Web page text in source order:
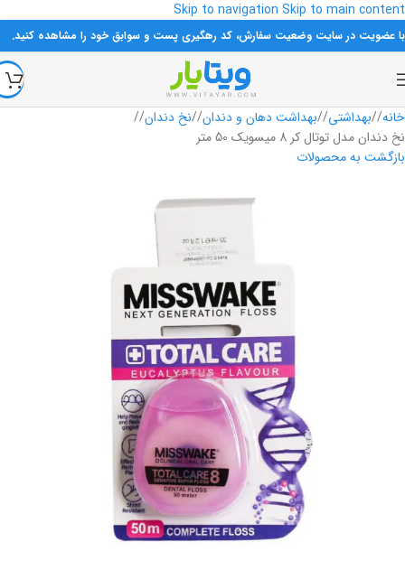
Skip to navigation Skip to main content
با عضویت در سایت وضعیت سفارش، کد رهگیری پست و سوابق خود را مشاهده کنید.
خانه/ بهداشتی/ بهداشت دهان و دندان/ نخ دندان/
نخ دندان مدل توتال کر 8 میسویک 50 متر
بازگشت به محصولات
فروخته شده